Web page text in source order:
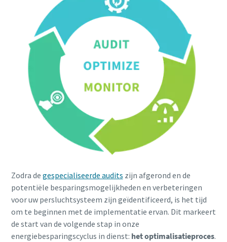
Zodra de gespecialiseerde audits zijn afgerond en de
potentiële besparingsmogelijkheden en verbeteringen
voor uw persluchtsysteem zijn geïdentificeerd, is het tijd
om te beginnen met de implementatie ervan. Dit markeert
de start van de volgende stap in onze
energiebesparingscyclus in dienst: het optimalisatieproces.